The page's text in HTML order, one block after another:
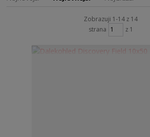
Zobrazuji 1-14 z 14
strana
z 1